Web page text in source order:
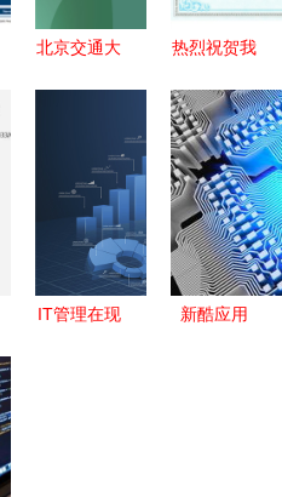
北京交通大
成果转让与
前景展望
热烈祝贺我
算机软件著
作权登记证
书
IT管理在现
新酷应用